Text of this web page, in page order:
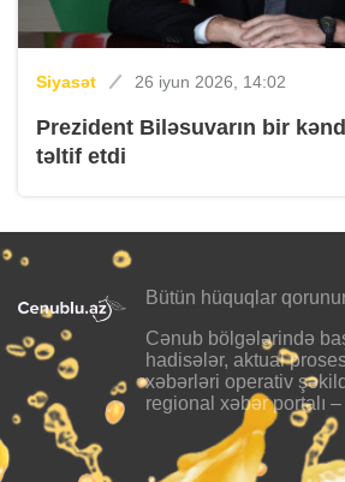
Siyasət 26 iyun 2026, 14:02
Prezident Biləsuvarın bir
təltif etdi
Bütün hüquqlar
Cənub bölgələrində
hadisələr, aktual
xəbərləri operativ
regional xəbər portalı